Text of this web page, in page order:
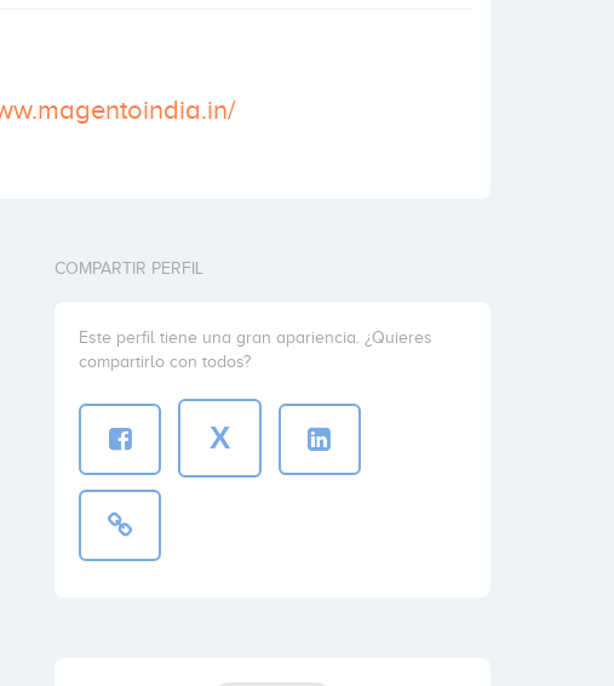
COMPARTIR PERFIL
Este perfil tiene una gran apariencia. ¿Quieres
compartirlo con todos?
X